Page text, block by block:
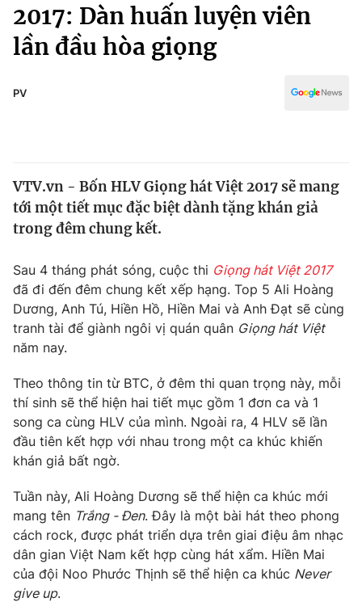
Xã hội
Pháp luật
Thế giới
Tin tức
Câu chuyện quốc tế
Kinh tế
Tài chính
Thị trường
Góc doanh nghiệp
Dữ liệu và đời sống
Truyền hình
Hậu trường
Nhân vật
Khán giả
Giải sao mai
Giải trí
Điện ảnh
Âm nhạc
Đời sống
Du lịch
Làm đẹp
Chất lượng cuộc sống
Giáo dục
Tuyển sinh
Học trực tuyến
Công nghệ
Hitech Công nghệ tương lai
Sản phẩm
Giao lưu trực tuyến
Truyền hình
Văn hóa - Giải trí
2017: Dàn huấn luyện viên
lần đầu hòa giọng
PV
VTV.vn - Bốn HLV Giọng hát Việt 2017 sẽ mang
tới một tiết mục đặc biệt dành tặng khán giả
trong đêm chung kết.
Sau 4 tháng phát sóng, cuộc thi Giọng hát Việt 2017
đã đi đến đêm chung kết xếp hạng. Top 5 Ali Hoàng
Dương, Anh Tú, Hiền Hồ, Hiền Mai và Anh Đạt sẽ cùng
tranh tài để giành ngôi vị quán quân Giọng hát Việt
năm nay.
Theo thông tin từ BTC, ở đêm thi quan trọng này, mỗi
thí sinh sẽ thể hiện hai tiết mục gồm 1 đơn ca và 1
song ca cùng HLV của mình. Ngoài ra, 4 HLV sẽ lần
đầu tiên kết hợp với nhau trong một ca khúc khiến
khán giả bất ngờ.
Tuần này, Ali Hoàng Dương sẽ thể hiện ca khúc mới
mang tên Trắng - Đen. Đây là một bài hát theo phong
cách rock, được phát triển dựa trên giai điệu âm nhạc
dân gian Việt Nam kết hợp cùng hát xẩm. Hiền Mai
của đội Noo Phước Thịnh sẽ thể hiện ca khúc Never
give up.